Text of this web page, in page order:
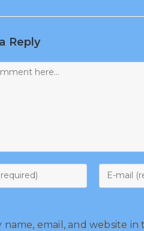
Reply
name, email, and website